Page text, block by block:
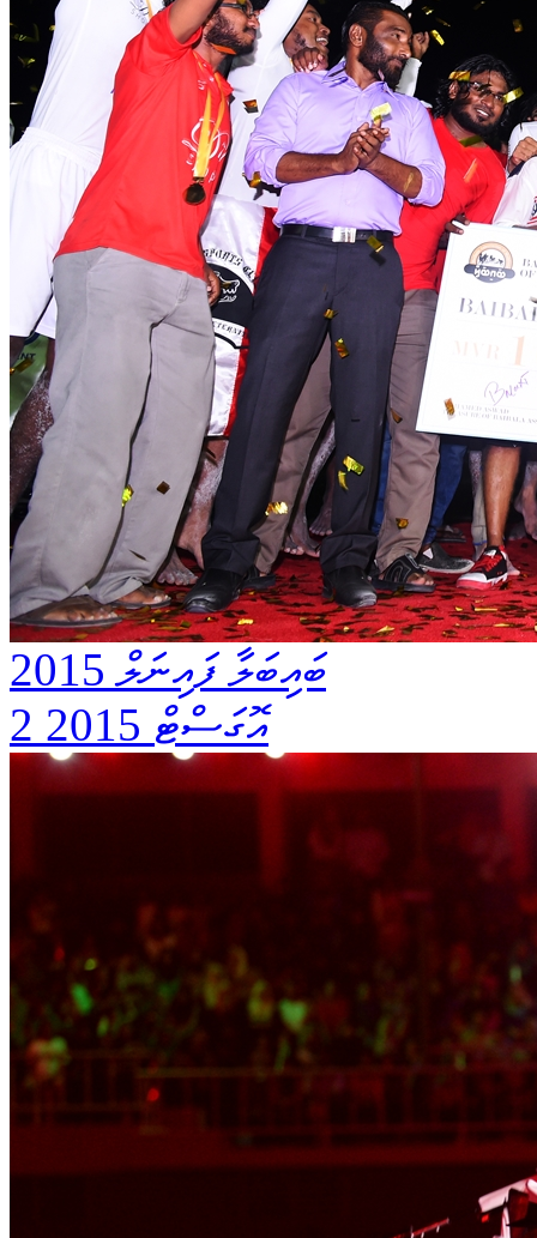
ބައިބަލާ ފައިނަލް 2015
2 އޮގަސްޓް 2015